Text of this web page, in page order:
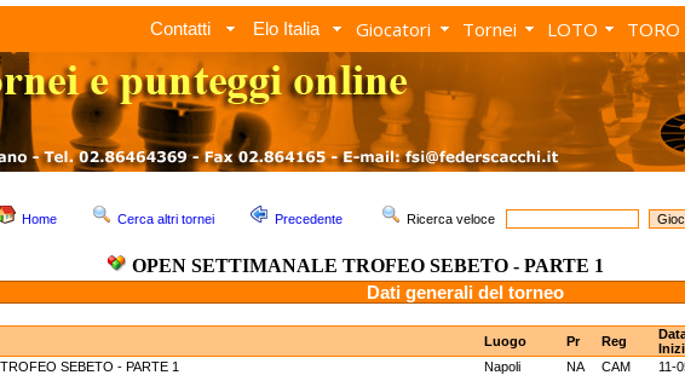
Contatti Elo Italia Giocatori Tornei LOTO TORO
Home Cerca altri tornei Precedente Ricerca veloce
OPEN SETTIMANALE TROFEO SEBETO - PARTE 1
Dati generali del torneo
Luogo Pr Reg
SEBETO - PARTE 1 Napoli NA CAM 11-